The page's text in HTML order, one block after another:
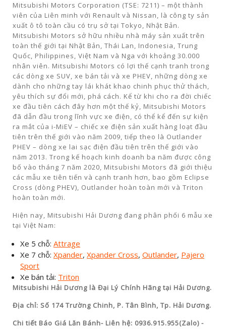
Mitsubishi Motors Corporation (TSE: 7211) – một thành
viên của Liên minh với Renault và Nissan, là công ty sản
xuất ô tô toàn cầu có trụ sở tại Tokyo, Nhật Bản.
Mitsubishi Motors sở hữu nhiều nhà máy sản xuất trên
toàn thế giới tại Nhật Bản, Thái Lan, Indonesia, Trung
Quốc, Philippines, Việt Nam và Nga với khoảng 30.000
nhân viên. Mitsubishi Motors có lợi thế cạnh tranh trong
các dòng xe SUV, xe bán tải và xe PHEV, những dòng xe
dành cho những tay lái khát khao chinh phục thử thách,
yêu thích sự đổi mới, phá cách. Kể từ khi cho ra đời chiếc
xe đầu tiên cách đây hơn một thế kỷ, Mitsubishi Motors
đã dẫn đầu trong lĩnh vực xe điện, có thể kể đến sự kiện
ra mắt của i-MiEV – chiếc xe điện sản xuất hàng loạt đầu
tiên trên thế giới vào năm 2009, tiếp theo là Outlander
PHEV – dòng xe lai sạc điện đầu tiên trên thế giới vào
năm 2013. Trong kế hoạch kinh doanh ba năm được công
bố vào tháng 7 năm 2020, Mitsubishi Motors đã giới thiệu
các mẫu xe tiên tiến và cạnh tranh hơn, bao gồm Eclipse
Cross (dòng PHEV), Outlander hoàn toàn mới và Triton
hoàn toàn mới.
Hiện nay, Mitsubishi Hải Dương đang phân phối 6 mẫu xe
tại Việt Nam:
Xe 5 chỗ: Attrage
Xe 7 chỗ: Xpander, Xpander Cross, Outlander, Pajero
Sport
Xe bán tải: Triton
Mitsubishi Hải Dương là Đại Lý Chính Hãng tại Hải Dương.
Địa chỉ: Số 174 Trường Chinh, P. Tân Bình, Tp. Hải Dương.
Chi tiết Báo Giá Lăn Bánh- Liên hệ: 0936.915.955(Zalo) -